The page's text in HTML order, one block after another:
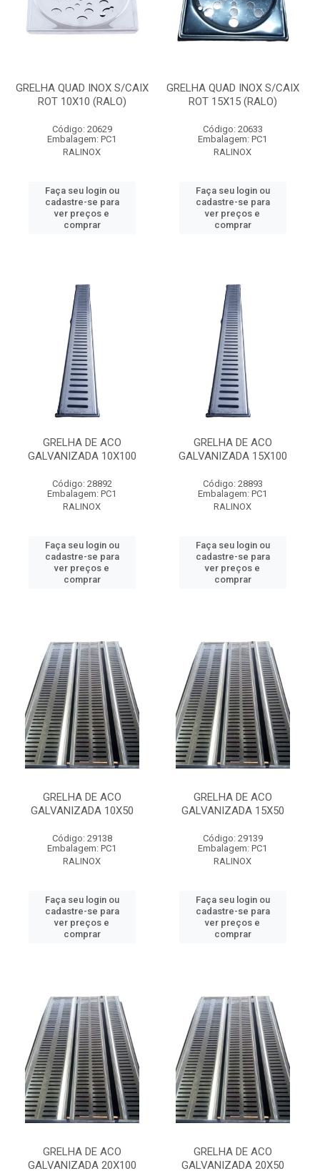
GRELHA QUAD INOX S/CAIX
ROT 10X10 (RALO)
Código: 20629
Embalagem: PC1
RALINOX
Faça seu login ou
cadastre-se para
ver preços e
comprar
GRELHA QUAD INOX S/CAIX
ROT 15X15 (RALO)
Código: 20633
Embalagem: PC1
RALINOX
Faça seu login ou
cadastre-se para
ver preços e
comprar
GRELHA DE ACO
GALVANIZADA 10X100
Código: 28892
Embalagem: PC1
RALINOX
Faça seu login ou
cadastre-se para
ver preços e
comprar
GRELHA DE ACO
GALVANIZADA 15X100
Código: 28893
Embalagem: PC1
RALINOX
Faça seu login ou
cadastre-se para
ver preços e
comprar
GRELHA DE ACO
GALVANIZADA 10X50
Código: 29138
Embalagem: PC1
RALINOX
Faça seu login ou
cadastre-se para
ver preços e
comprar
GRELHA DE ACO
GALVANIZADA 15X50
Código: 29139
Embalagem: PC1
RALINOX
Faça seu login ou
cadastre-se para
ver preços e
comprar
GRELHA DE ACO
GALVANIZADA 20X100
GRELHA DE ACO
GALVANIZADA 20X50